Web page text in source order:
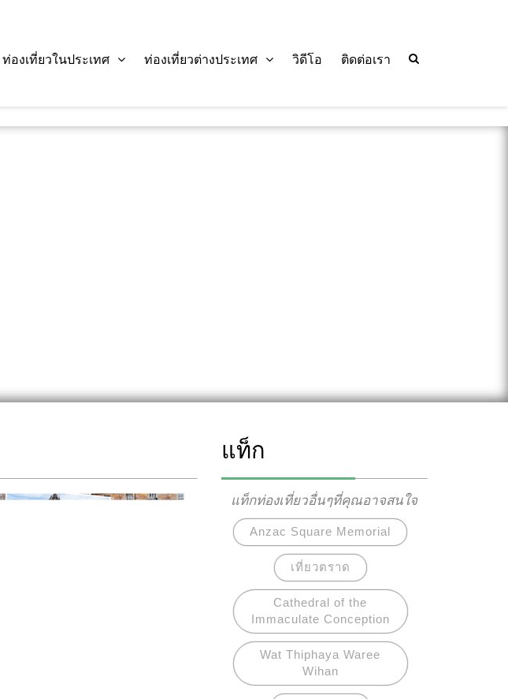
ท่องเที่ยวในประเทศ ท่องเที่ยวต่างประเทศ วิดีโอ ติดต่อเรา
แท็ก
แท็กท่องเที่ยวอื่นๆที่คุณอาจสนใจ
Anzac Square Memorial
เที่ยวตราด
Cathedral of the
Immaculate Conception
Wat Thiphaya Waree
Wihan